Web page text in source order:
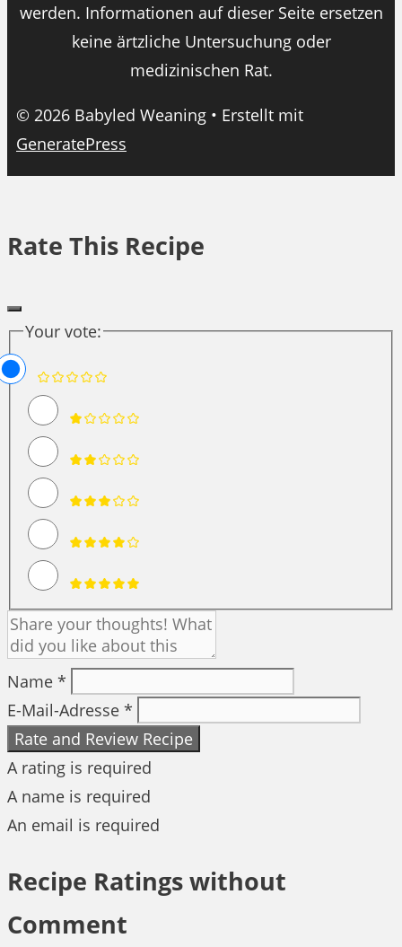
werden. Informationen auf dieser Seite ersetzen
keine ärtzliche Untersuchung oder
medizinischen Rat.
© 2026 Babyled Weaning • Erstellt mit
GeneratePress
Rate This Recipe
Your vote:
Name *
E-Mail-Adresse *
Rate and Review Recipe
A rating is required
A name is required
An email is required
Recipe Ratings without
Comment